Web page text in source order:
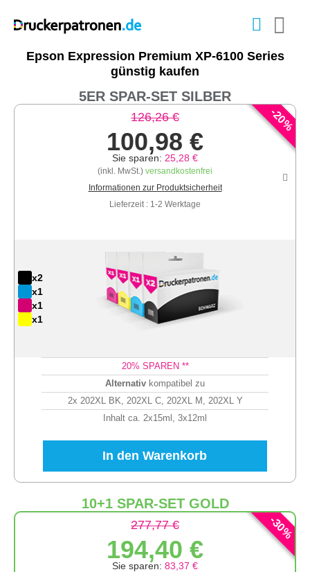
Epson Expression Premium XP-6100 Series
günstig kaufen
5ER SPAR-SET SILBER
-
20
%
126,26 €
100,98 €
Sie sparen: 25,28 €
(inkl. MwSt.) versandkostenfrei
Informationen zur Produktsicherheit
Lieferzeit : 1-2 Werktage
x2
x1
x1
x1
20% SPAREN **
Alternativ kompatibel zu
2x 202XL BK, 202XL C, 202XL M, 202XL Y
Inhalt ca. 2x15ml, 3x12ml
In den Warenkorb
10+1 SPAR-SET GOLD
-
30
%
277,77 €
194,40 €
Sie sparen: 83,37 €